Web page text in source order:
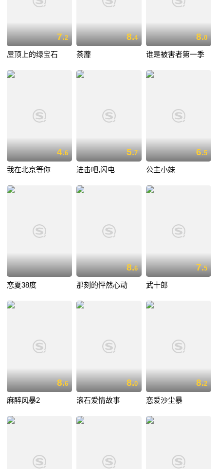
7.2
屋顶上的绿宝石
8.4
荼蘼
8.0
谁是被害者第一季
4.6
我在北京等你
5.7
进击吧,闪电
6.5
公主小妹
恋夏38度
8.6
那刻的怦然心动
7.5
武十郎
8.6
麻醉风暴2
8.0
滚石爱情故事
8.2
恋爱沙尘暴